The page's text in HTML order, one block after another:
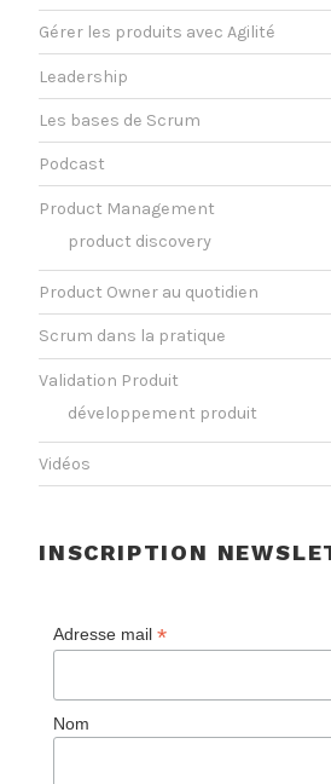
Gérer les produits avec Agilité
Leadership
Les bases de Scrum
Podcast
Product Management
product discovery
Product Owner au quotidien
Scrum dans la pratique
Validation Produit
développement produit
Vidéos
INSCRIPTION
Adresse mail *
Nom